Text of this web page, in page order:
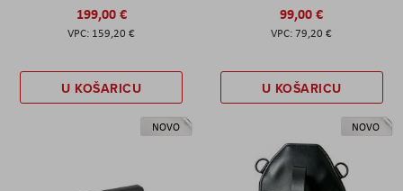
199,00 €
159,20 €
U KOŠARICU
99,00 €
79,20 €
U KOŠARICU
NOVO NOVO